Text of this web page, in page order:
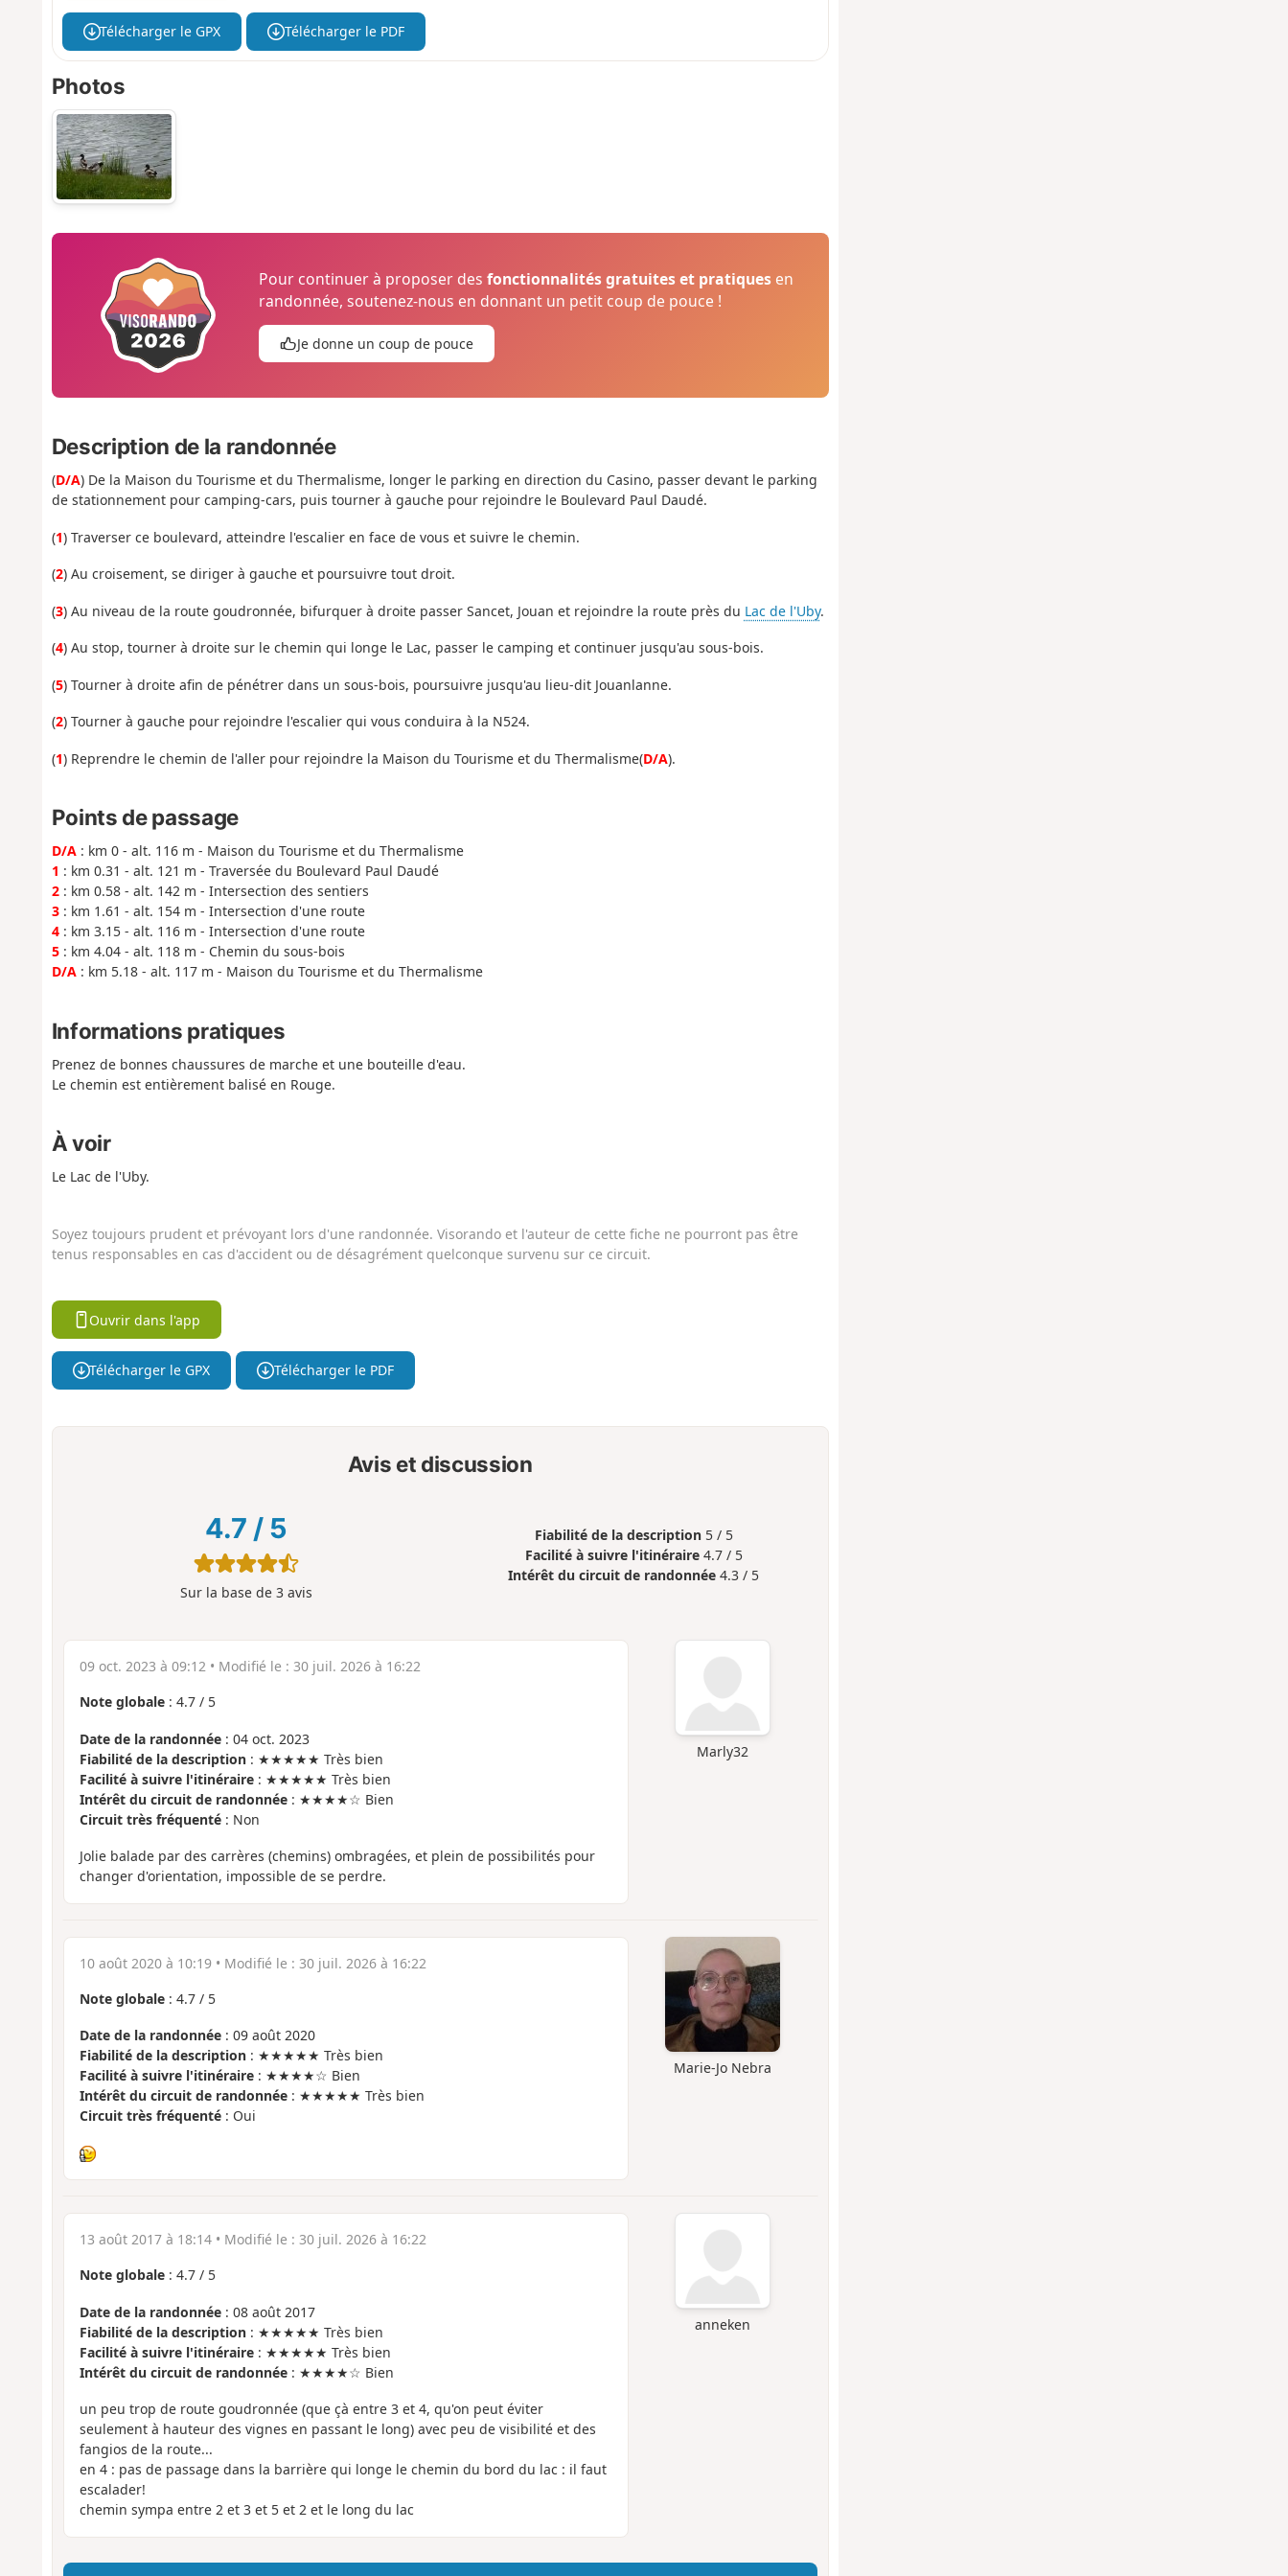
Télécharger le GPX Télécharger le PDF
Photos
Pour continuer à proposer desfonctionnalités gratuites et pratiques en
randonnée, soutenez-nous en donnant un petit coup de pouce !
Je donne un coup de pouce
Description de la randonnée
(D/A) De la Maison du Tourisme et du Thermalisme, longer le parking en direction du Casino, passer devant le parking
de stationnement pour camping-cars, puis tourner à gauche pour rejoindre le Boulevard Paul Daudé.
(1) Traverser ce boulevard, atteindre l'escalier en face de vous et suivre le chemin.
(2) Au croisement, se diriger à gauche et poursuivre tout droit.
(3) Au niveau de la route goudronnée, bifurquer à droite passer Sancet, Jouan et rejoindre la route près du Lac de l'Uby.
(4) Au stop, tourner à droite sur le chemin qui longe le Lac, passer le camping et continuer jusqu'au sous-bois.
(5) Tourner à droite afin de pénétrer dans un sous-bois, poursuivre jusqu'au lieu-dit Jouanlanne.
(2) Tourner à gauche pour rejoindre l'escalier qui vous conduira à la N524.
(1) Reprendre le chemin de l'aller pour rejoindre la Maison du Tourisme et du Thermalisme(D/A).
Points de passage
D/A: km 0 - alt. 116 m - Maison du Tourisme et du Thermalisme
1 : km 0.31 - alt. 121 m - Traversée du Boulevard Paul Daudé
2: km 0.58 - alt. 142 m - Intersection des sentiers
3: km 1.61 - alt. 154 m - Intersection d'une route
4: km 3.15 - alt. 116 m - Intersection d'une route
5: km 4.04 - alt. 118 m - Chemin du sous-bois
D/A: km 5.18 - alt. 117 m - Maison du Tourisme et du Thermalisme
Informations pratiques
Prenez de bonnes chaussures de marche et une bouteille d'eau.
Le chemin est entièrement balisé en Rouge.
À voir
Le Lac de l'Uby.
Soyez toujours prudent et prévoyant lors d'une randonnée. Visorando et l'auteur de cette fiche ne pourront pas être
tenus responsables en cas d'accident ou de désagrément quelconque survenu sur ce circuit.
Ouvrir dans l'app
Télécharger le GPX Télécharger le PDF
Avis et discussion
4.7 / 5
Sur la base de 3avis
Fiabilité de la description 5 / 5
Facilité à suivre l'itinéraire 4.7 / 5
Intérêt du circuit de randonnée 4.3 / 5
Marly32
09 oct. 2023 à 09:12• Modifié le : 30 juil. 2026 à 16:22
Note globale: 4.7/ 5
Date de la randonnée: 04 oct. 2023
Fiabilité de la description: ★★★★★ Très bien
Facilité à suivre l'itinéraire: ★★★★★ Très bien
Intérêt du circuit de randonnée: ★★★★☆ Bien
Circuit très fréquenté: Non
Jolie balade par des carrères (chemins) ombragées, et plein de possibilités pour
changer d'orientation, impossible de se perdre.
Marie-Jo Nebra
10 août 2020 à 10:19• Modifié le : 30 juil. 2026 à 16:22
Note globale: 4.7/ 5
Date de la randonnée: 09 août 2020
Fiabilité de la description: ★★★★★ Très bien
Facilité à suivre l'itinéraire: ★★★★☆ Bien
Intérêt du circuit de randonnée: ★★★★★ Très bien
Circuit très fréquenté: Oui
anneken
13 août 2017 à 18:14• Modifié le : 30 juil. 2026 à 16:22
Note globale: 4.7/ 5
Date de la randonnée: 08 août 2017
Fiabilité de la description: ★★★★★ Très bien
Facilité à suivre l'itinéraire: ★★★★★ Très bien
Intérêt du circuit de randonnée: ★★★★☆ Bien
un peu trop de route goudronnée (que çà entre 3 et 4, qu'on peut éviter
seulement à hauteur des vignes en passant le long) avec peu de visibilité et des
fangios de la route...
en 4 : pas de passage dans la barrière qui longe le chemin du bord du lac : il faut
escalader!
chemin sympa entre 2 et 3 et 5 et 2 et le long du lac